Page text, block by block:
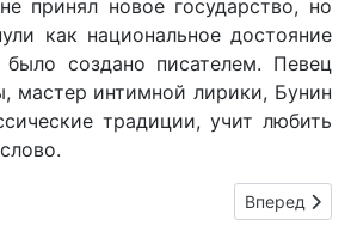
принял новое государство, но
как национальное достояние
создано писателем. Певец
мастер интимной лирики, Бунин
традиции, учит любить
И.А. Буниным Следующий:
Вперед